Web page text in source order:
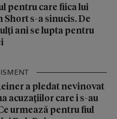
pentru care fiica lui
Short s-a sinucis. De
ani se lupta pentru
a pledat nevinovat
acuzațiilor care i s-au
urmează pentru fiul